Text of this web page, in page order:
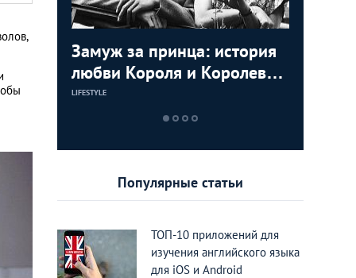
Замуж за принца: история
любви Короля и Королевы
Тайланда
LIFESTYLE
Популярные статьи
ТОП-10 приложений для
изучения английского языка
для iOS и Android